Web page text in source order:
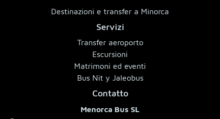
Destinazioni e transfer a Minorca
Servizi
Transfer aeroporto
Escursioni
Matrimoni ed eventi
Bus Nit y Jaleobus
Contatto
Menorca Bus SL